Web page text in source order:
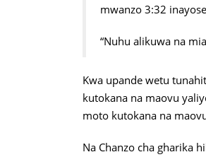
mwanzo 3:32
“Nuhu alikuwa na
Kwa upande wetu
kutokana na maovu
moto kutokana na
Na Chanzo cha gharika